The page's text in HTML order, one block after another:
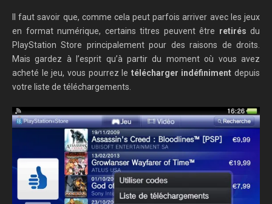
Il faut savoir que, comme cela peut parfois arriver avec les jeux
en format numérique, certains titres peuvent être retirés du
PlayStation Store principalement pour des raisons de droits.
Mais gardez à l’esprit qu’à partir du moment où vous avez
acheté le jeu, vous pourrez le télécharger indéfiniment depuis
votre liste de téléchargements.